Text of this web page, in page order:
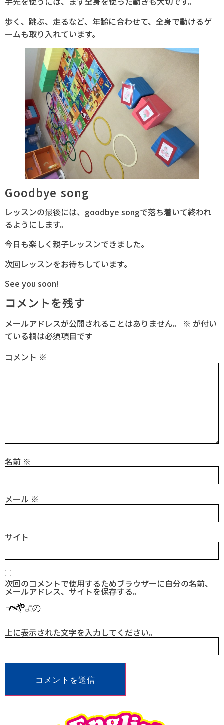
歩く、跳ぶ、走るなど、年齢に合わせて、全身で動けるゲ
ームも取り入れています。
Goodbye song
レッスンの最後には、goodbye songで落ち着いて終われ
るようにします。
今日も楽しく親子レッスンできました。
次回レッスンをお待ちしています。
See you soon!
コメントを残す
メールアドレスが公開されることはありません。 ※ が付い
ている欄は必須項目です
コメント ※
名前 ※
メール ※
サイト
次回のコメントで使用するためブラウザーに自分の名前、
メールアドレス、サイトを保存する。
上に表示された文字を入力してください。